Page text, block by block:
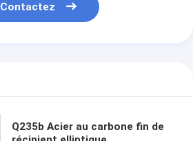
Contactez
Q235b Acier au carbone fin de